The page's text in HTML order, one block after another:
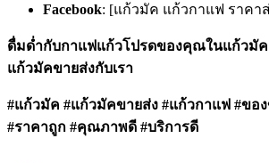
Facebook: [แก้วมัค แก้วกาแฟ ราคา
ดื่มด่ำกับกาแฟแก้วโปรดของคุณในแก้วมัค
แก้วมัคขายส่งกับเรา
#แก้วมัค #แก้วมัคขายส่ง #แก้วกาแฟ #ขอ
#ราคาถูก #คุณภาพดี #บริการดี